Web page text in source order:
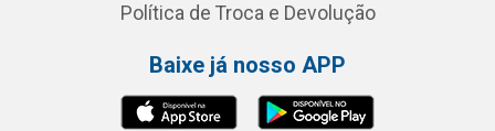
Política de Troca e Devolução
Baixe já nosso APP